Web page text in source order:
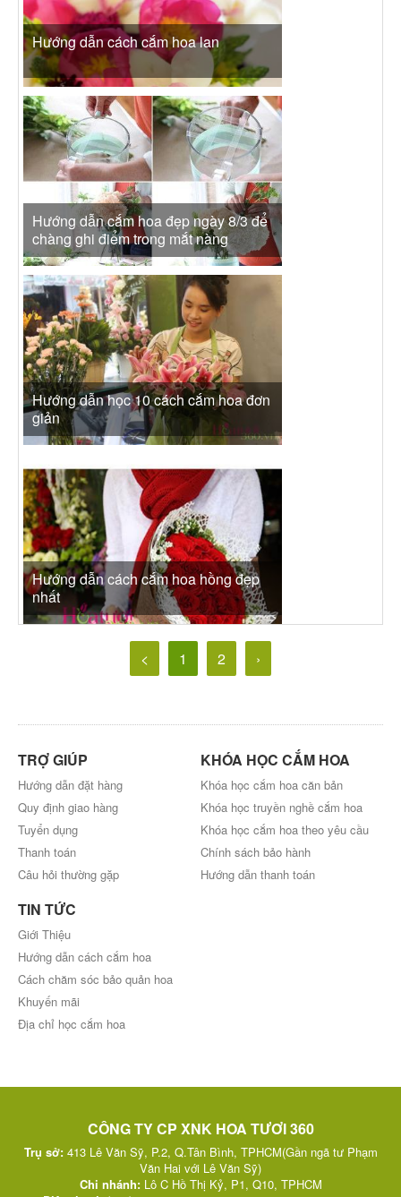
Hướng dẫn cách cắm hoa lan
Hướng dẫn cắm hoa đẹp ngày 8/3 để
chàng ghi điểm trong mắt nàng
Hướng dẫn học 10 cách cắm hoa đơn
giản
Hướng dẫn cách cắm hoa hồng đẹp
nhất
< 1 2 ›
TRỢ GIÚP
Hướng dẫn đặt hàng
Quy định giao hàng
Tuyển dụng
Thanh toán
Câu hỏi thường gặp
KHÓA HỌC CẮM HOA
Khóa học cắm hoa căn bản
Khóa học truyền nghề cắm hoa
Khóa học cắm hoa theo yêu cầu
Chính sách bảo hành
Hướng dẫn thanh toán
TIN TỨC
Giới Thiệu
Hướng dẫn cách cắm hoa
Cách chăm sóc bảo quản hoa
Khuyến mãi
Địa chỉ học cắm hoa
CÔNG TY CP XNK HOA TƯƠI 360
Trụ sở:413 Lê Văn Sỹ, P.2, Q.Tân Bình, TPHCM(Gần ngã tư Phạm
Văn Hai với Lê Văn Sỹ)
Chi nhánh:Lô C Hồ Thị Kỷ, P1, Q10, TPHCM